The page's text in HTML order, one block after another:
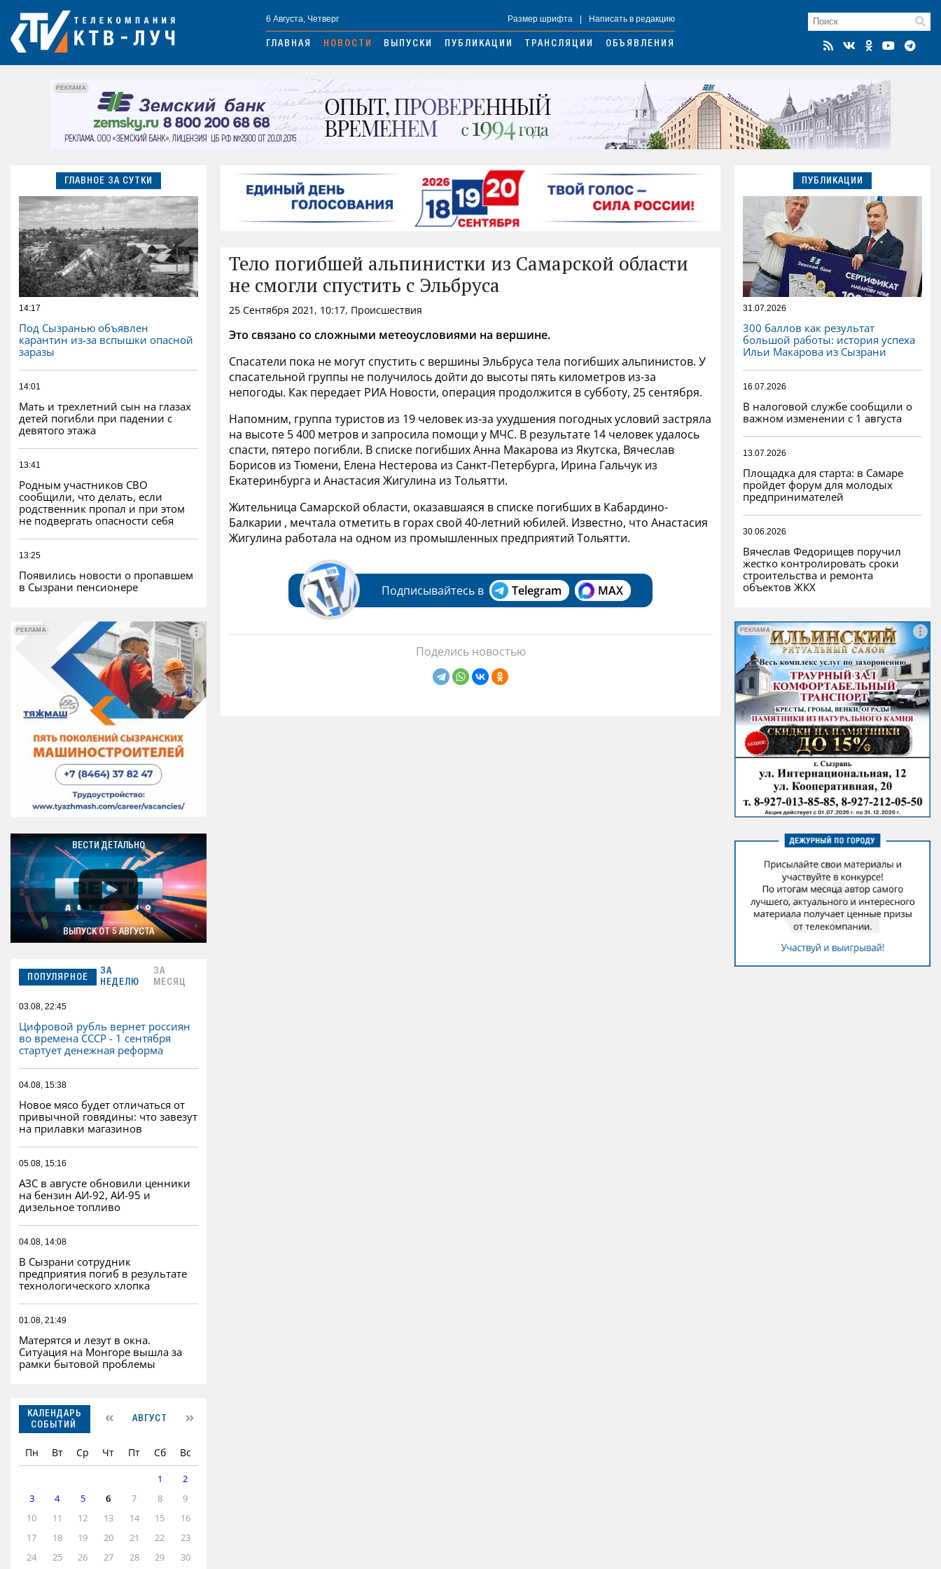
6 Августа, Четверг Размер шрифта Написать в редакцию
ГЛАВНАЯ НОВОСТИ ВЫПУСКИ ПУБЛИКАЦИИ ТРАНСЛЯЦИИ ОБЪЯВЛЕНИЯ
РЕКЛАМА
ГЛАВНОЕ ЗА СУТКИ
14:17
Под Сызранью объявлен
карантин из-за вспышки опасной
заразы
14:01
Мать и трехлетний сын на глазах
детей погибли при падении с
девятого этажа
13:41
Родным участников СВО
сообщили, что делать, если
родственник пропал и при этом
не подвергать опасности себя
13:25
Появились новости о пропавшем
в Сызрани пенсионере
РЕКЛАМА РЕКЛАМА
ВЕСТИ ДЕТАЛЬНО
ВЫПУСК ОТ 5 АВГУСТА
ПОПУЛЯРНОЕ
ЗА
НЕДЕЛЮ
ЗА
МЕСЯЦ
03.08, 22:45
Цифровой рубль вернет россиян
во времена СССР - 1 сентября
стартует денежная реформа
04.08, 15:38
Новое мясо будет отличаться от
привычной говядины: что завезут
на прилавки магазинов
05.08, 15:16
АЗС в августе обновили ценники
на бензин АИ-92, АИ-95 и
дизельное топливо
04.08, 14:08
В Сызрани сотрудник
предприятия погиб в результате
технологического хлопка
01.08, 21:49
Матерятся и лезут в окна.
Ситуация на Монгоре вышла за
рамки бытовой проблемы
КАЛЕНДАРЬ
СОБЫТИЙ
АВГУСТ
Пн Вт Ср Чт Пт Сб Вс
1
2
3
4 5 6 7 8
9
10
11 12 13 14 15
16
17
18 19 20 21 22
23
24
25 26 27 28 29 30
Тело погибшей альпинистки из Самарской области
не смогли спустить с Эльбруса
25 Сентября 2021, 10:17, Происшествия
Это связано со сложными метеоусловиями на вершине.
Спасатели пока не могут спустить с вершины Эльбруса тела погибших альпинистов. У
спасательной группы не получилось дойти до высоты пять километров из-за
непогоды. Как передает РИА Новости, операция продолжится в субботу, 25 сентября.
Напомним, группа туристов из 19 человек из-за ухудшения погодных условий застряла
на высоте 5 400 метров и запросила помощи у МЧС. В результате 14 человек удалось
спасти, пятеро погибли. В списке погибших Анна Макарова из Якутска, Вячеслав
Борисов из Тюмени, Елена Нестерова из Санкт-Петербурга, Ирина Гальчук из
Екатеринбурга и Анастасия Жигулина из Тольятти.
Жительница Самарской области, оказавшаяся в списке погибших в Кабардино-
Балкарии , мечтала отметить в горах свой 40-летний юбилей. Известно, что Анастасия
Жигулина работала на одном из промышленных предприятий Тольятти.
Подписывайтесь в Telegram MAX
Поделись новостью
ПУБЛИКАЦИИ
31.07.2026
300 баллов как результат
большой работы: история успеха
Ильи Макарова из Сызрани
16.07.2026
В налоговой службе сообщили о
важном изменении с 1 августа
13.07.2026
Площадка для старта: в Самаре
пройдет форум для молодых
предпринимателей
30.06.2026
Вячеслав Федорищев поручил
жестко контролировать сроки
строительства и ремонта
объектов ЖКХ
РЕКЛАМА